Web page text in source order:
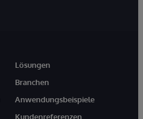
Lösungen
Branchen
Anwendungsbeispiele
Kundenreferenzen